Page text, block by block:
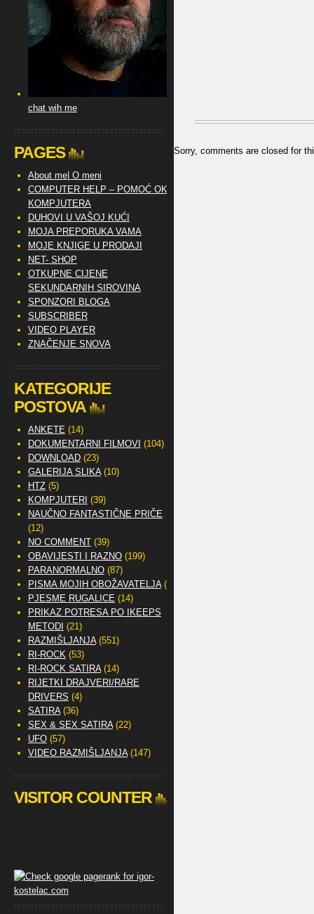
Sorry, comments are closed for
chat wih me
PAGES
About me| O meni
COMPUTER HELP – POMOĆ OKO
KOMPJUTERA
DUHOVI U VAŠOJ KUĆI
MOJA PREPORUKA VAMA
MOJE KNJIGE U PRODAJI
NET- SHOP
OTKUPNE CIJENE
SEKUNDARNIH SIROVINA
SPONZORI BLOGA
SUBSCRIBER
VIDEO PLAYER
ZNAČENJE SNOVA
KATEGORIJE
POSTOVA
ANKETE (14)
DOKUMENTARNI FILMOVI (104)
DOWNLOAD(23)
GALERIJA SLIKA(10)
HTZ(5)
KOMPJUTERI (39)
NAUČNO FANTASTIČNE PRIČE
(12)
NO COMMENT(39)
OBAVIJESTI I RAZNO(199)
PARANORMALNO(87)
PISMA MOJIH OBOŽAVATELJA(2)
PJESME RUGALICE (14)
PRIKAZ POTRESA PO IKEEPS
METODI (21)
RAZMIŠLJANJA(551)
RI-ROCK(53)
RI-ROCK SATIRA(14)
RIJETKI DRAJVERI/RARE
DRIVERS (4)
SATIRA(36)
SEX & SEX SATIRA(22)
UFO(57)
VIDEO RAZMIŠLJANJA(147)
VISITOR COUNTER